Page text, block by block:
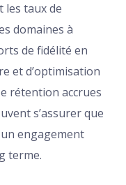
les taux de
domaines à
de fidélité en
et d’optimisation
rétention accrues
s’assurer que
engagement
terme.